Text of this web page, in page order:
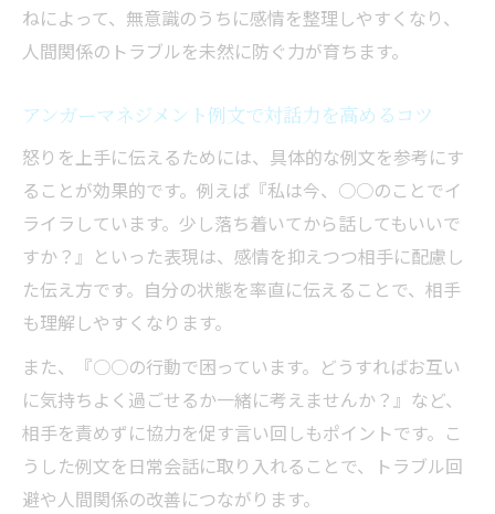
ねによって、無意識のうちに感情を整理しやすくなり、
人間関係のトラブルを未然に防ぐ力が育ちます。
アンガーマネジメント例文で対話力を高めるコツ
怒りを上手に伝えるためには、具体的な例文を参考にす
ることが効果的です。例えば『私は今、○○のことでイ
ライラしています。少し落ち着いてから話してもいいで
すか？』といった表現は、感情を抑えつつ相手に配慮し
た伝え方です。自分の状態を率直に伝えることで、相手
も理解しやすくなります。
また、『○○の行動で困っています。どうすればお互い
に気持ちよく過ごせるか一緒に考えませんか？』など、
相手を責めずに協力を促す言い回しもポイントです。こ
うした例文を日常会話に取り入れることで、トラブル回
避や人間関係の改善につながります。